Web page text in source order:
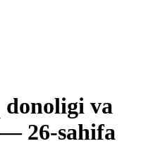
va
26-sahifa